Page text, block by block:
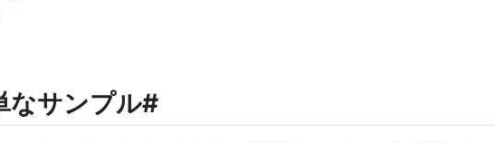
なサンプル#